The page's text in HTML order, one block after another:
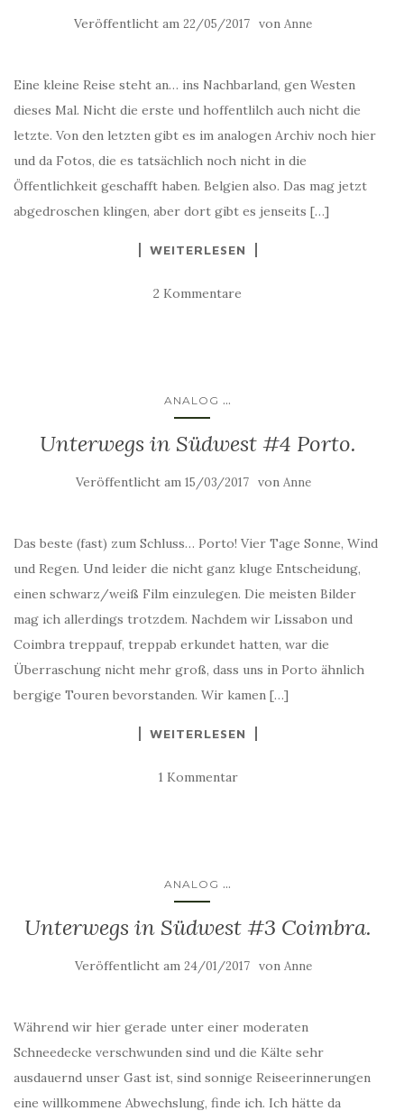
Veröffentlicht am 22/05/2017 von Anne
Eine kleine Reise steht an… ins Nachbarland, gen Westen
dieses Mal. Nicht die erste und hoffentlilch auch nicht die
letzte. Von den letzten gibt es im analogen Archiv noch hier
und da Fotos, die es tatsächlich noch nicht in die
Öffentlichkeit geschafft haben. Belgien also. Das mag jetzt
abgedroschen klingen, aber dort gibt es jenseits […]
WEITERLESEN
2 Kommentare
ANALOG ...
Unterwegs in Südwest #4 Porto.
Veröffentlicht am 15/03/2017 von Anne
Das beste (fast) zum Schluss… Porto! Vier Tage Sonne, Wind
und Regen. Und leider die nicht ganz kluge Entscheidung,
einen schwarz/weiß Film einzulegen. Die meisten Bilder
mag ich allerdings trotzdem. Nachdem wir Lissabon und
Coimbra treppauf, treppab erkundet hatten, war die
Überraschung nicht mehr groß, dass uns in Porto ähnlich
bergige Touren bevorstanden. Wir kamen […]
WEITERLESEN
1 Kommentar
ANALOG ...
Unterwegs in Südwest #3 Coimbra.
Veröffentlicht am 24/01/2017 von Anne
Während wir hier gerade unter einer moderaten
Schneedecke verschwunden sind und die Kälte sehr
ausdauernd unser Gast ist, sind sonnige Reiseerinnerungen
eine willkommene Abwechslung, finde ich. Ich hätte da